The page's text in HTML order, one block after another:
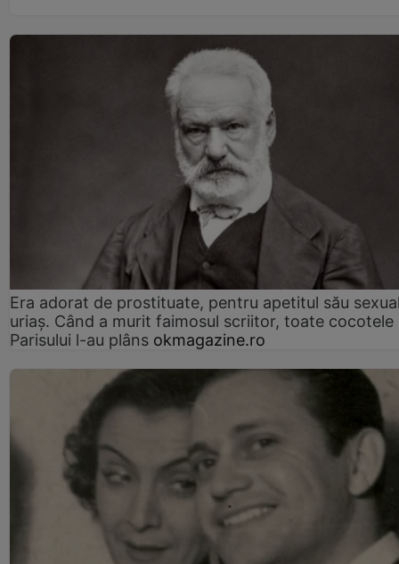
Era adorat de prostituate, pentru apetitul său
uriaș. Când a murit faimosul scriitor, toate cocotele
Parisului l-au plâns okmagazine.ro